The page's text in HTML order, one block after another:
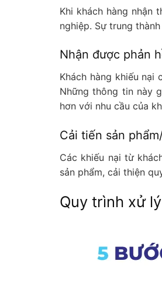
Khi khách hàng nhận
nghiệp. Sự trung
Nhận được phản
Khách hàng khiếu nại
Những thông tin này
hơn với nhu cầu của
Cải tiến sản
Các khiếu nại từ
sản phẩm, cải thiện
Quy trình xử